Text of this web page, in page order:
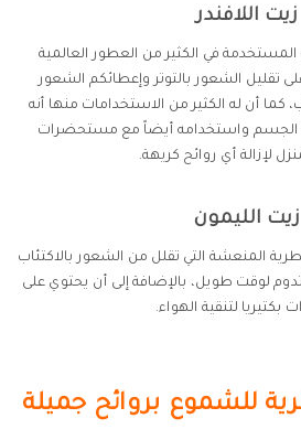
زيت اللافندر
المستخدمة في الكثير من العطور العالمية
تقليل الشعور بالتوتر وإعطائكم الشعور
كما أن له الكثير من الاستخدامات منها أنه
الجسم واستخدامه أيضاً مع مستحضرات
لإزالة أي روائح كريهة.
زيت الليمون
المنعشة التي تقلل من الشعور بالاكتئاب
لوقت طويل، بالإضافة إلى أن يحتوي على
بكتيريا لتنقية الهواء.
للشموع بروائح جميلة